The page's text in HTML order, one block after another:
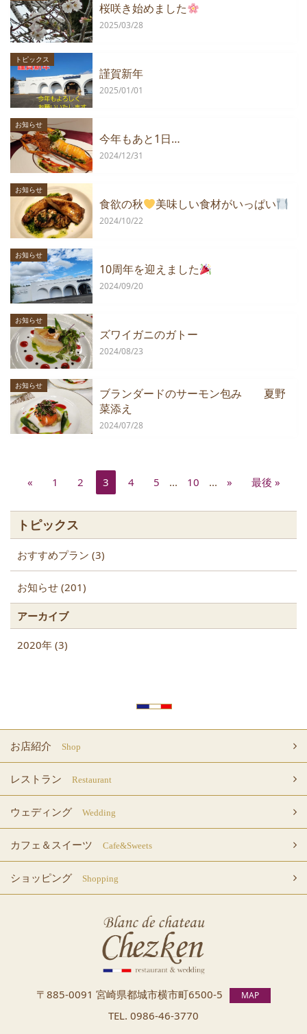
桜咲き始めました
2025/03/28
トピックス
謹賀新年
2025/01/01
お知らせ
今年もあと1日…
2024/12/31
お知らせ
食欲の秋 美味しい食材がいっぱい
2024/10/22
お知らせ
10周年を迎えました
2024/09/20
お知らせ
ズワイガニのガトー
2024/08/23
お知らせ
ブランダードのサーモン包み 夏野
菜添え
2024/07/28
« 1 2 3 4 5 ... 10 ... » 最後 »
トピックス
おすすめプラン (3)
お知らせ (201)
アーカイブ
2020年 (3)
お店紹介 Shop
レストラン Restaurant
ウェディング Wedding
カフェ＆スイーツ Cafe&Sweets
ショッピング Shopping
〒885-0091 宮崎県都城市横市町6500-5 MAP
TEL. 0986-46-3770